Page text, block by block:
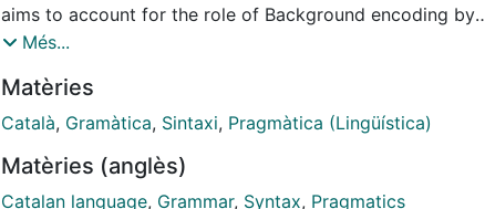
aims to account for the role of Background encoding by
means of insertion of lexical material in extra-clausal
DECLARATIVE illocution. We observe a corpus of five
hours of Catalan spoken conversation (Corpus Oral de
Més...
Matèries
Català, Gramàtica, Sintaxi, Pragmàtica (Lingüística)
Matèries (anglès)
Catalan language, Grammar, Syntax, Pragmatics